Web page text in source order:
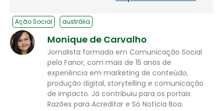
Ação Social austrália
Monique de Carvalho
Jornalista formada em Comunicação Social
pela Fanor, com mais de 15 anos de
experiência em marketing de conteúdo,
produção digital, storytelling e comunicação
de impacto. Já contribuiu para os portais
Razões para Acreditar e Só Notícia Boa.